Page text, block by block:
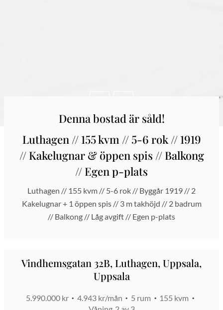
Denna bostad är såld!
Luthagen // 155 kvm // 5-6 rok // 1919
// Kakelugnar & öppen spis // Balkong
// Egen p-plats
Luthagen // 155 kvm // 5-6 rok // Byggår 1919 // 2
Kakelugnar + 1 öppen spis // 3 m takhöjd // 2 badrum
// Balkong // Låg avgift // Egen p-plats
Vindhemsgatan 32B, Luthagen, Uppsala,
Uppsala
5.990.000 kr 4.943 kr/mån 5 rum
155 kvm